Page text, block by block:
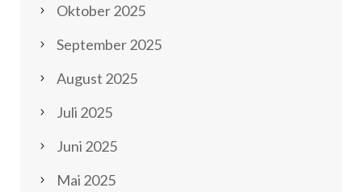
Oktober 2025
September 2025
August 2025
Juli 2025
Juni 2025
Mai 2025